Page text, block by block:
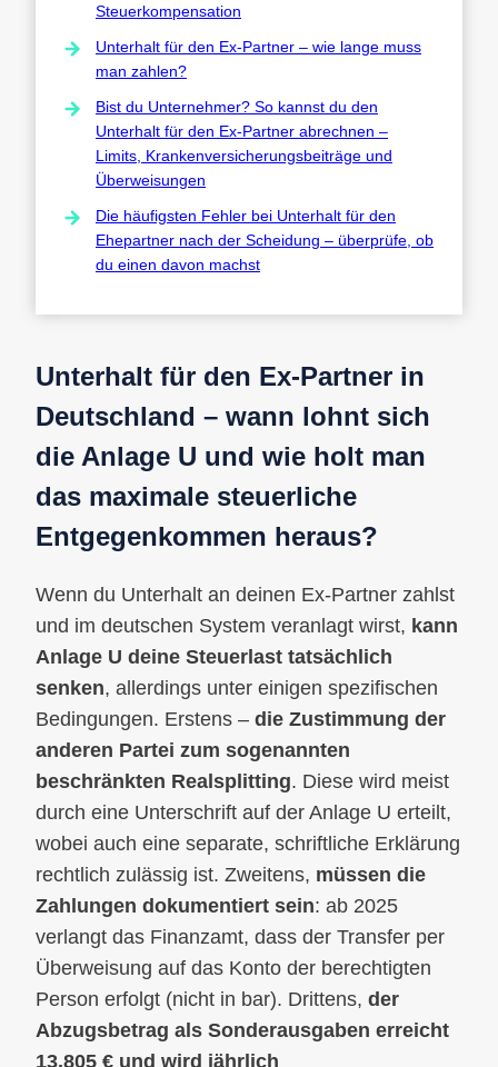
Steuerkompensation
Unterhalt für den Ex-Partner – wie lange muss
man zahlen?
Bist du Unternehmer? So kannst du den
Unterhalt für den Ex-Partner abrechnen –
Limits, Krankenversicherungsbeiträge und
Überweisungen
Die häufigsten Fehler bei Unterhalt für den
Ehepartner nach der Scheidung – überprüfe, ob
du einen davon machst
Unterhalt für den Ex-Partner in
Deutschland – wann lohnt sich
die Anlage U und wie holt man
das maximale steuerliche
Entgegenkommen heraus?
Wenn du Unterhalt an deinen Ex-Partner zahlst
und im deutschen System veranlagt wirst, kann
Anlage U deine Steuerlast tatsächlich
senken, allerdings unter einigen spezifischen
Bedingungen. Erstens – die Zustimmung der
anderen Partei zum sogenannten
beschränkten Realsplitting. Diese wird meist
durch eine Unterschrift auf der Anlage U erteilt,
wobei auch eine separate, schriftliche Erklärung
rechtlich zulässig ist. Zweitens, müssen die
Zahlungen dokumentiert sein: ab 2025
verlangt das Finanzamt, dass der Transfer per
Überweisung auf das Konto der berechtigten
Person erfolgt (nicht in bar). Drittens, der
Abzugsbetrag als Sonderausgaben erreicht
13.805 € und wird jährlich